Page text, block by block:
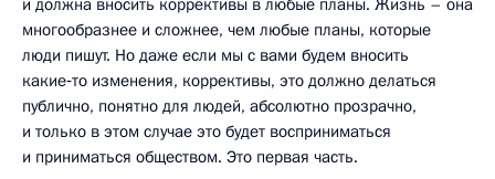
многообразнее и сложнее, чем любые планы, которые
люди пишут. Но даже если мы с вами будем вносить
какие‑то изменения, коррективы, это должно делаться
публично, понятно для людей, абсолютно прозрачно,
и только в этом случае это будет восприниматься
и приниматься обществом. Это первая часть.